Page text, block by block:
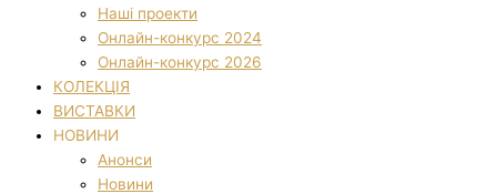
Наші проекти
Онлайн-конкурс 2024
Онлайн-конкурс 2026
КОЛЕКЦІЯ
ВИСТАВКИ
НОВИНИ
Анонси
Новини